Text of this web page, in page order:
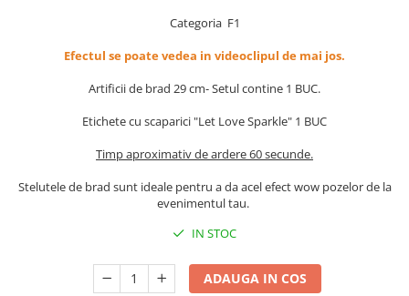
Categoria F1
Efectul se poate vedea in videoclipul de mai jos.
Artificii de brad 29 cm- Setul contine 1 BUC.
Etichete cu scaparici "Let Love Sparkle" 1 BUC
Timp aproximativ de ardere 60 secunde.
Stelutele de brad sunt ideale pentru a da acel efect wow pozelor de la
evenimentul tau.
IN STOC
ADAUGA IN COS